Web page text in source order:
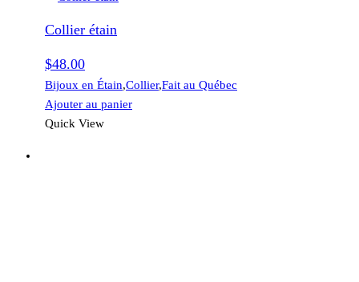
Collier étain
$48.00
Bijoux en Étain,Collier,Fait au Québec
Ajouter au panier
Quick View